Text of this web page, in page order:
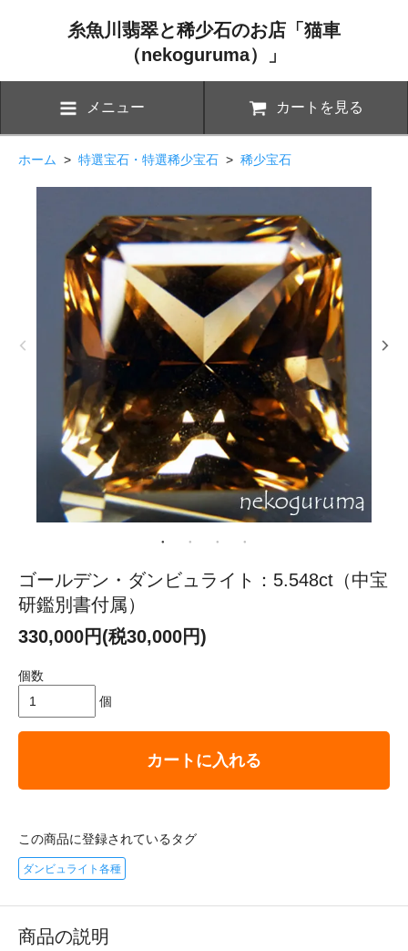
糸魚川翡翠と稀少石のお店「猫車
（nekoguruma）」
メニュー カートを見る
ホーム > 特選宝石・特選稀少宝石 > 稀少宝石
ゴールデン・ダンビュライト：5.548ct（中宝
研鑑別書付属）
330,000円(税30,000円)
個数
個
カートに入れる
この商品に登録されているタグ
ダンビュライト各種
商品の説明